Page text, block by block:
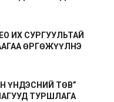
ИХ СУРГУУЛЬТАЙ
ӨРГӨЖҮҮЛНЭ
ҮНДЭСНИЙ ТӨВ”
ТУРШЛАГА